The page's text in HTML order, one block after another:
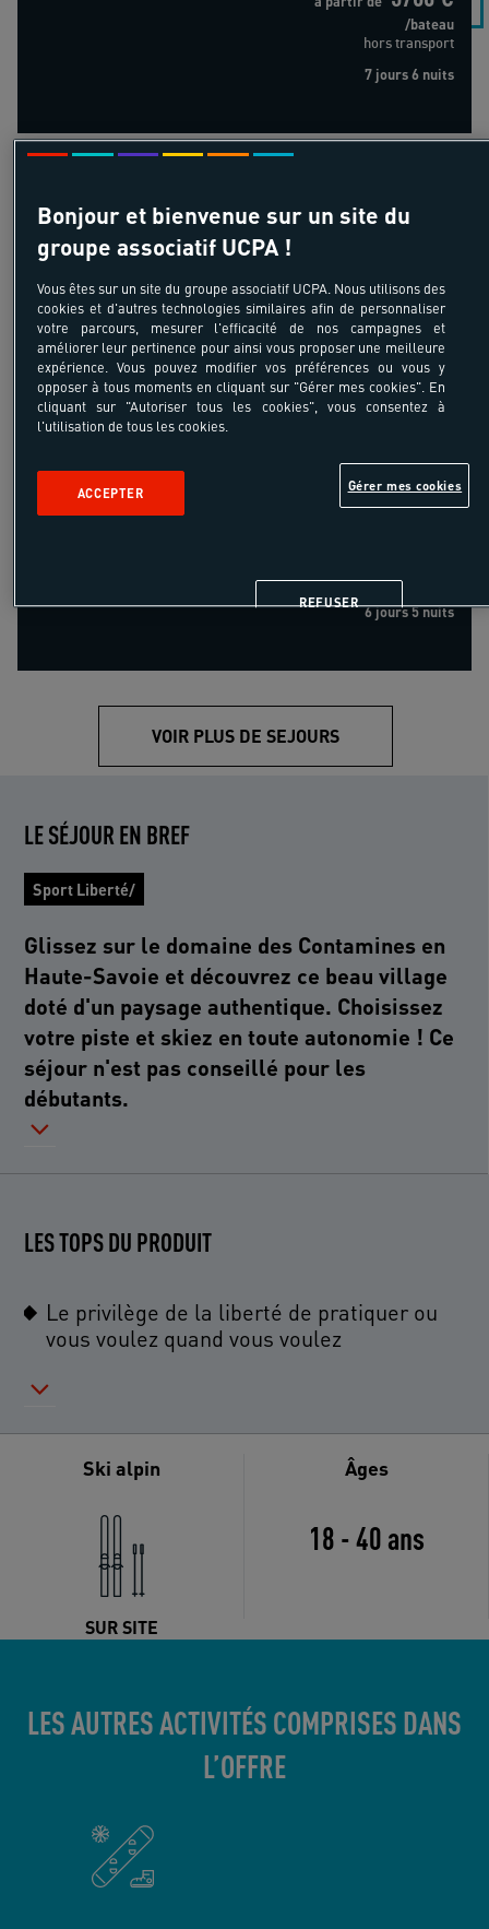
/bateau
hors transport
7 jours 6 nuits
18-55 ans
Tour du Val d'Hérens
France - Argentière - Vallée du Mont Blanc -
Alpes du Nord
hors transport
6 jours 5 nuits
VOIR PLUS DE SEJOURS
LE SÉJOUR EN BREF
Sport Liberté/
Glissez sur le domaine des Contamines en
Haute-Savoie et découvrez ce beau village
doté d'un paysage authentique. Choisissez
votre piste et skiez en toute autonomie ! Ce
séjour n'est pas conseillé pour les
débutants.
LES TOPS DU PRODUIT
Le privilège de la liberté de pratiquer ou
vous voulez quand vous voulez
Ski alpin
SUR SITE
Âges
18 - 40 ans
LES AUTRES ACTIVITÉS COMPRISES DANS
L’OFFRE
Bonjour et bienvenue sur un site du
groupe associatif UCPA !
Vous êtes sur un site du groupe associatif UCPA. Nous utilisons des
cookies et d'autres technologies similaires afin de personnaliser
votre parcours, mesurer l'efficacité de nos campagnes et
améliorer leur pertinence pour ainsi vous proposer une meilleure
expérience. Vous pouvez modifier vos préférences ou vous y
opposer à tous moments en cliquant sur "Gérer mes cookies". En
cliquant sur "Autoriser tous les cookies", vous consentez à
l'utilisation de tous les cookies.
Gérer mes cookies
REFUSER
ACCEPTER